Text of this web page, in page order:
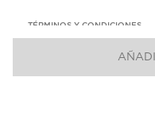
TÉRMINOS Y CONDICIONES